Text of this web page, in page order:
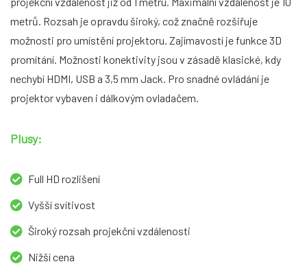
metrů. Rozsah je opravdu široký, což značně rozšiřuje
možnosti pro umístění projektoru. Zajímavostí je funkce 3D
promítání. Možnosti konektivity jsou v zásadě klasické, kdy
nechybí HDMI, USB a 3,5 mm Jack. Pro snadné ovládání je
projektor vybaven i dálkovým ovladačem.
Plusy:
Full HD rozlišení
Vyšší svítivost
Široký rozsah projekční vzdálenosti
Nižší cena